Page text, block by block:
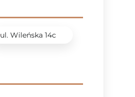
ul. Wileńska 14c